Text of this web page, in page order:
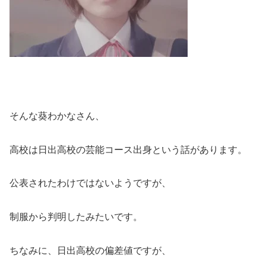
そんな葵わかなさん、
高校は日出高校の芸能コース出身という話があります。
公表されたわけではないようですが、
制服から判明したみたいです。
ちなみに、日出高校の偏差値ですが、